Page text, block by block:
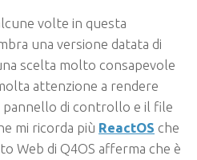
volte in questa
una versione datata di
scelta molto consapevole
attenzione a rendere
pannello di controllo e il file
mi ricorda più ReactOS che
Web di Q4OS afferma che è